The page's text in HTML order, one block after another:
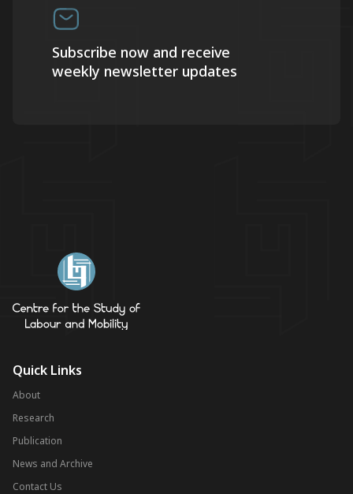
Subscribe now and receive
weekly newsletter updates
Quick Links
About
Research
Publication
News and Archive
Contact Us